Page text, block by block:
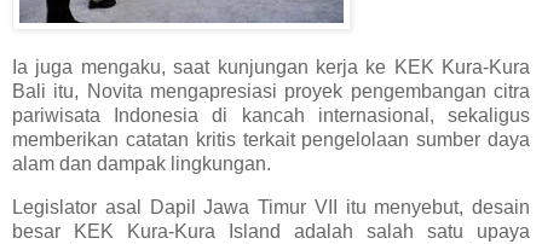
Ia juga mengaku, saat kunjungan kerja ke KEK Kura-Kura
Bali itu, Novita mengapresiasi proyek pengembangan citra
pariwisata Indonesia di kancah internasional, sekaligus
memberikan catatan kritis terkait pengelolaan sumber daya
alam dan dampak lingkungan.
Legislator asal Dapil Jawa Timur VII itu menyebut, desain
besar KEK Kura-Kura Island adalah salah satu upaya